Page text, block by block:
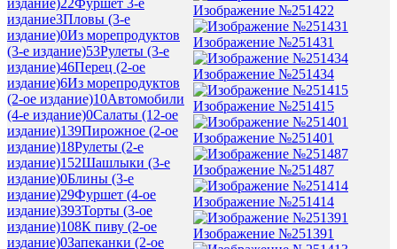
издание)22Фуршет 3-е
издание3Пловы (3-е
издание)0Из морепродуктов
(3-е издание)53Рулеты (3-е
издание)46Перец (2-ое
издание)6Из морепродуктов
(2-ое издание)10Автомобили
(4-е издание)0Салаты (12-ое
издание)139Пирожное (2-ое
издание)18Рулеты (2-е
издание)152Шашлыки (3-е
издание)0Блины (3-е
издание)29Фуршет (4-ое
издание)393Торты (3-ое
издание)108К пиву (2-ое
издание)0Запеканки (2-ое
Изображение №251422
Изображение №251431
Изображение №251434
Изображение №251415
Изображение №251401
Изображение №251487
Изображение №251414
Изображение №251391